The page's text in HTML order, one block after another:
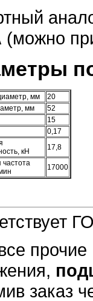
(можно
мм
20
мм
52
15
0,17
кН
17,8
17000
заказ